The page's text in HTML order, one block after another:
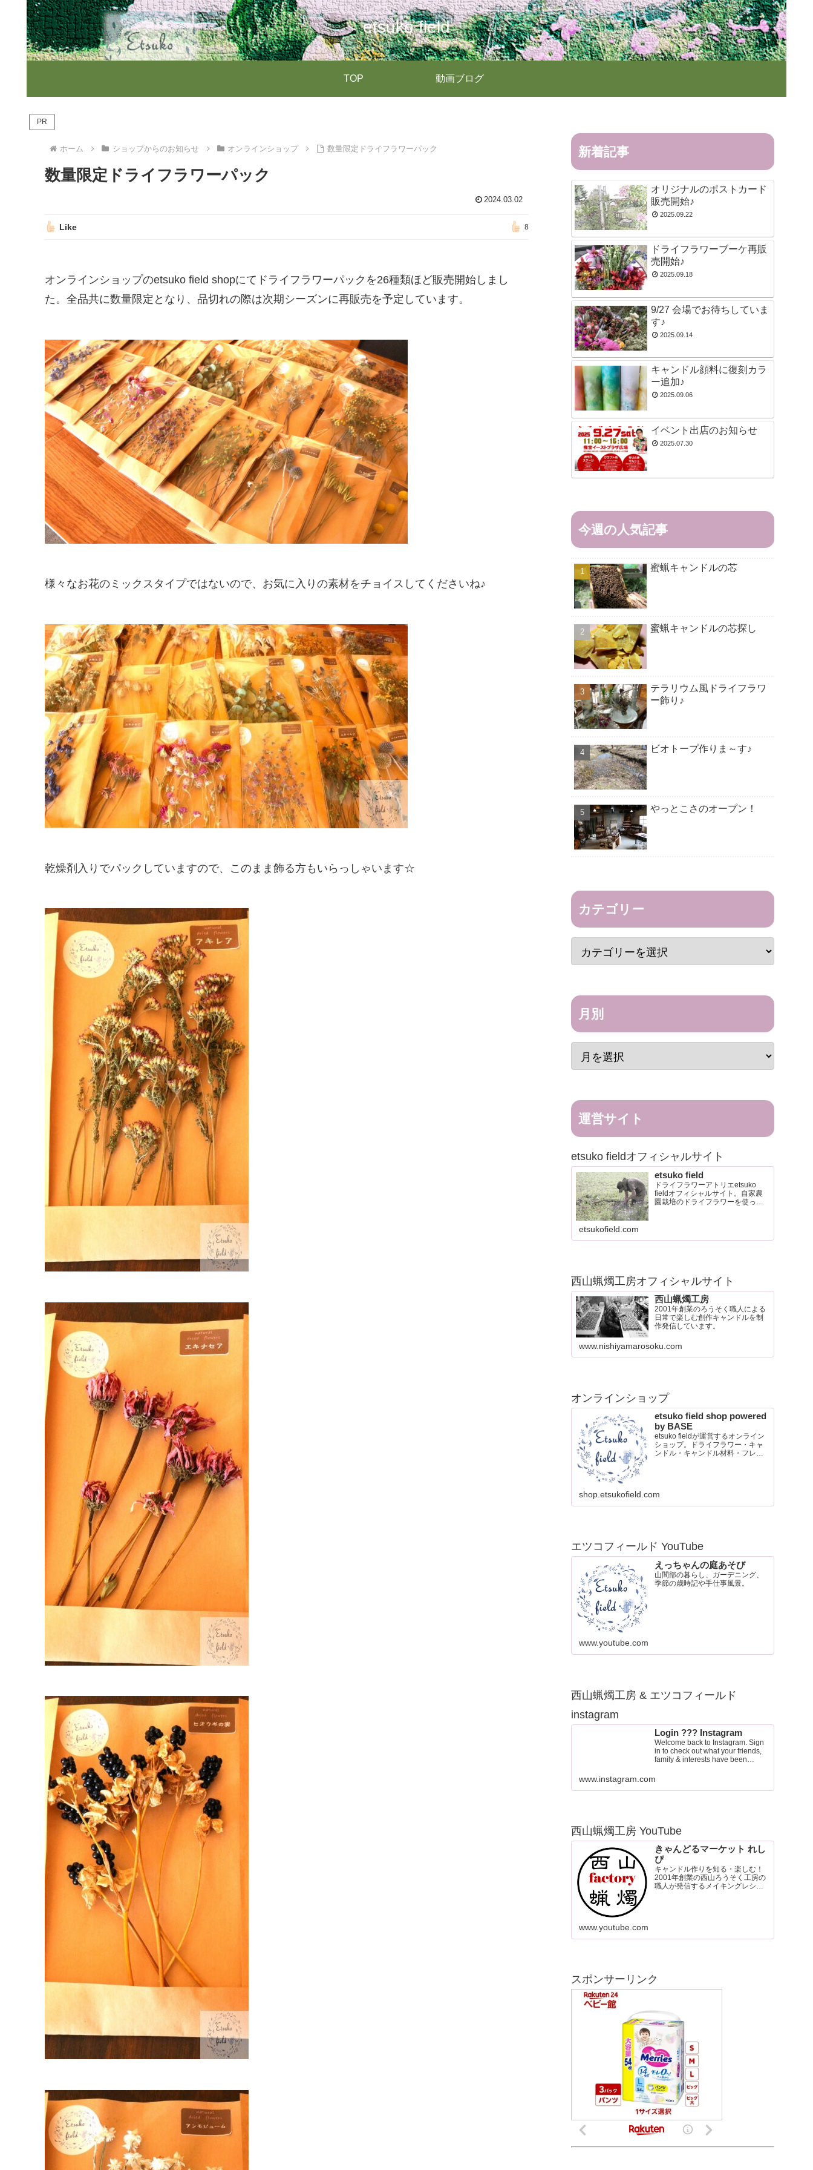
etsuko field
TOP 動画ブログ
PR
ホーム ショップからのお知らせ オンラインショップ 数量限定ドライフラワーパック
数量限定ドライフラワーパック
2024.03.02
Like 8
オンラインショップのetsuko field shopにてドライフラワーパックを26種類ほど販売開始しまし
た。全品共に数量限定となり、品切れの際は次期シーズンに再販売を予定しています。
様々なお花のミックスタイプではないので、お気に入りの素材をチョイスしてくださいね♪
乾燥剤入りでパックしていますので、このまま飾る方もいらっしゃいます☆
新着記事
オリジナルのポストカード
販売開始♪
2025.09.22
ドライフラワーブーケ再販
売開始♪
2025.09.18
9/27 会場でお待ちしていま
す♪
2025.09.14
キャンドル顔料に復刻カラ
ー追加♪
2025.09.06
イベント出店のお知らせ
2025.07.30
今週の人気記事
蜜蝋キャンドルの芯
蜜蝋キャンドルの芯探し
テラリウム風ドライフラワ
ー飾り♪
ビオトープ作りま～す♪
やっとこさのオープン！
カテゴリー
月別
運営サイト
etsuko fieldオフィシャルサイト
etsuko field
ドライフラワーアトリエetsuko
fieldオフィシャルサイト。自家農
園栽培のドライフラワーを使った
etsukofield.com
西山蝋燭工房オフィシャルサイト
西山蝋燭工房
2001年創業のろうそく職人による
日常で楽しむ創作キャンドルを制
作発信しています。
www.nishiyamarosoku.com
オンラインショップ
etsuko field shop powered
by BASE
etsuko fieldが運営するオンライン
ショップ。ドライフラワー・キャ
ンドル・キャンドル材料・フレグ
shop.etsukofield.com
エツコフィールド YouTube
えっちゃんの庭あそび
山間部の暮らし、ガーデニング、
季節の歳時記や手仕事風景。
www.youtube.com
西山蝋燭工房 & エツコフィールド
instagram
Login ??? Instagram
Welcome back to Instagram. Sign
in to check out what your friends,
family & interests have been
www.instagram.com
西山蝋燭工房 YouTube
きゃんどるマーケット れし
ぴ
キャンドル作りを知る・楽しむ！
2001年創業の西山ろうそく工房の
職人が発信するメイキングレシピ
www.youtube.com
スポンサーリンク